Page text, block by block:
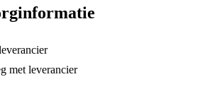
met leverancier